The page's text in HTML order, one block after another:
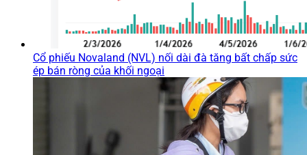
Cổ phiếu Novaland (NVL) nối dài đà tăng bất chấp sức
ép bán ròng của khối ngoại